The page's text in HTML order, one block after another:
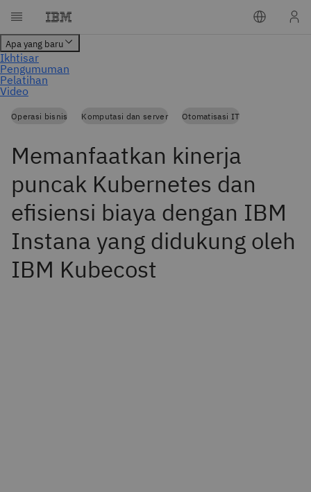
Operasi bisnis Komputasi dan server Otomatisasi IT
Memanfaatkan kinerja
puncak Kubernetes dan
efisiensi biaya dengan IBM
Instana yang didukung oleh
IBM Kubecost